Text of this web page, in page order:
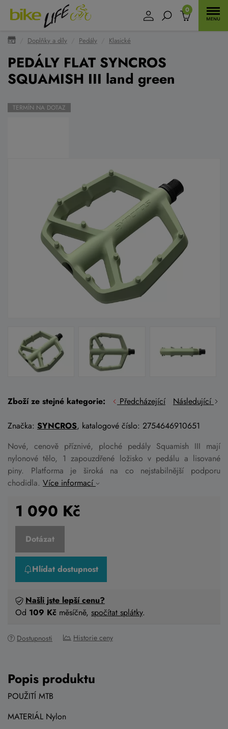
0
Doplňky a díly Pedály Klasické
PEDÁLY FLAT SYNCROS
SQUAMISH III land green
TERMÍN NA DOTAZ
Zboží ze stejné kategorie: Předcházející Následující
Značka: SYNCROS, katalogové číslo: 2754646910651
Nové, cenově příznivé, ploché pedály Squamish III mají
nylonové tělo, 1 zapouzdřené ložisko v pedálu a lisované
piny. Platforma je široká na co nejstabilnější podporu
chodidla. Více informací
1 090 Kč
Dotázat
Hlídat dostupnost
Našli jste lepší cenu?
Od 109 Kč měsíčně, spočítat splátky.
Dostupnosti Historie ceny
Popis produktu
POUŽITÍ MTB
MATERIÁL Nylon